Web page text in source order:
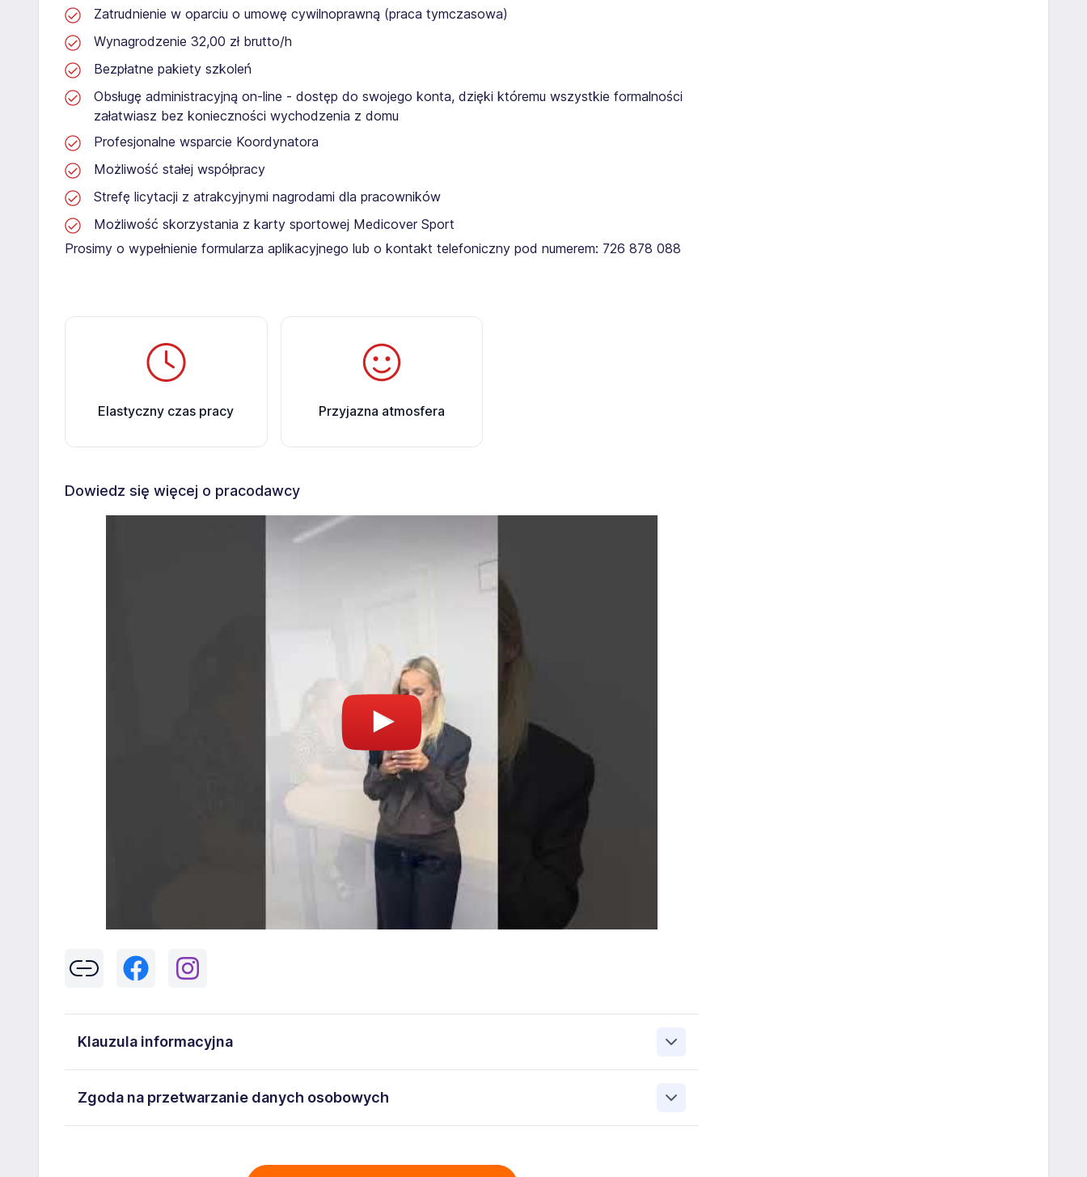
Zatrudnienie w oparciu o umowę cywilnoprawną (praca tymczasowa)
Wynagrodzenie 32,00 zł brutto/h
Bezpłatne pakiety szkoleń
Obsługę administracyjną on-line - dostęp do swojego konta, dzięki któremu wszystkie formalności
załatwiasz bez konieczności wychodzenia z domu
Profesjonalne wsparcie Koordynatora
Możliwość stałej współpracy
Strefę licytacji z atrakcyjnymi nagrodami dla pracowników
Możliwość skorzystania z karty sportowej Medicover Sport
Prosimy o wypełnienie formularza aplikacyjnego lub o kontakt telefoniczny pod numerem: 726 878 088 ​
Elastyczny czas pracy Przyjazna atmosfera
Dowiedz się więcej o pracodawcy
Klauzula informacyjna
43-300 Bielsko-Biała danych osobowych zawartych w zgłoszeniu rekrutacyjnym w celu prowadzenia rekrutacji
Zgoda na przetwarzanie danych osobowych
43-300 Bielsko-Biała ul. 11 Listopada 60-62 , NIP: 5471988634 zawartych w załączonych dokumentach